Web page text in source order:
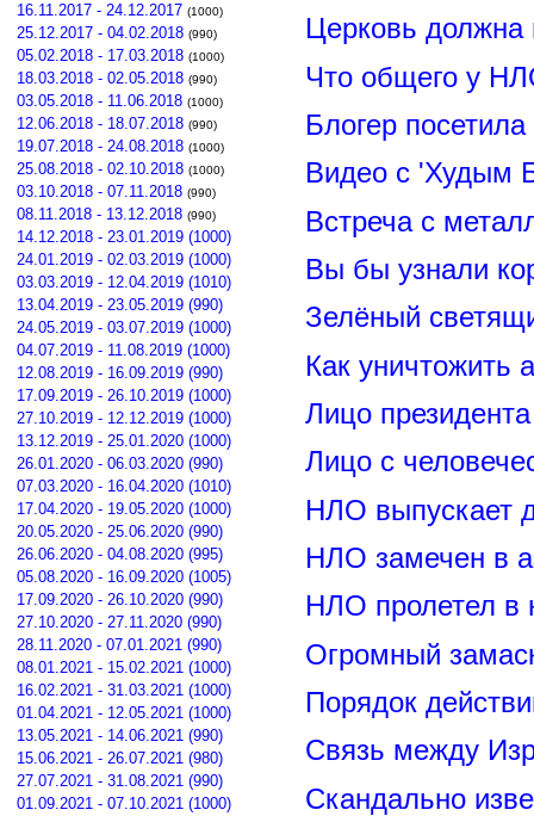
16.11.2017 - 24.12.2017 (1000)
25.12.2017 - 04.02.2018 (990)
05.02.2018 - 17.03.2018 (1000)
18.03.2018 - 02.05.2018 (990)
03.05.2018 - 11.06.2018 (1000)
12.06.2018 - 18.07.2018 (990)
19.07.2018 - 24.08.2018 (1000)
25.08.2018 - 02.10.2018 (1000)
03.10.2018 - 07.11.2018 (990)
08.11.2018 - 13.12.2018 (990)
14.12.2018 - 23.01.2019 (1000)
24.01.2019 - 02.03.2019 (1000)
03.03.2019 - 12.04.2019 (1010)
13.04.2019 - 23.05.2019 (990)
24.05.2019 - 03.07.2019 (1000)
04.07.2019 - 11.08.2019 (1000)
12.08.2019 - 16.09.2019 (990)
17.09.2019 - 26.10.2019 (1000)
27.10.2019 - 12.12.2019 (1000)
13.12.2019 - 25.01.2020 (1000)
26.01.2020 - 06.03.2020 (990)
07.03.2020 - 16.04.2020 (1010)
17.04.2020 - 19.05.2020 (1000)
20.05.2020 - 25.06.2020 (990)
26.06.2020 - 04.08.2020 (995)
05.08.2020 - 16.09.2020 (1005)
17.09.2020 - 26.10.2020 (990)
27.10.2020 - 27.11.2020 (990)
28.11.2020 - 07.01.2021 (990)
08.01.2021 - 15.02.2021 (1000)
16.02.2021 - 31.03.2021 (1000)
01.04.2021 - 12.05.2021 (1000)
13.05.2021 - 14.06.2021 (990)
15.06.2021 - 26.07.2021 (980)
27.07.2021 - 31.08.2021 (990)
01.09.2021 - 07.10.2021 (1000)
Церковь должна
Что общего у
Блогер
Видео с 'Худым
Встреча с
Вы бы узнали
Зелёный
Как уничтожить
Лицо
Лицо с
НЛО выпускает
НЛО замечен в
НЛО пролетел в
Огромный
Порядок
Связь между
Скандально